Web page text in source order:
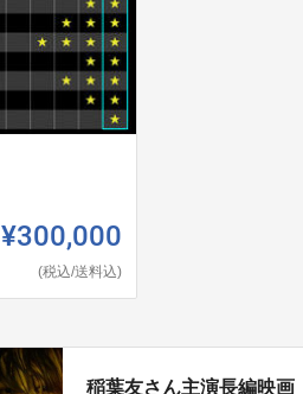
¥300,000
(税込/送料込)
稲葉友さん主演長編映画